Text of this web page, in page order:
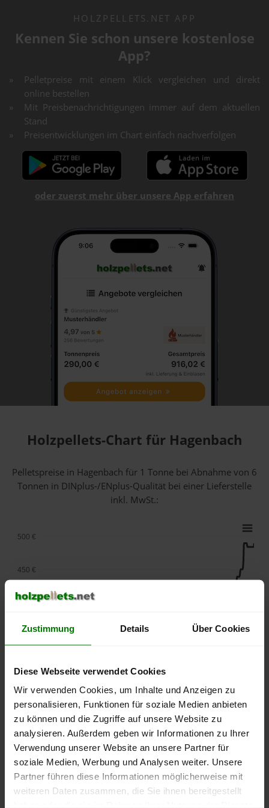
Zustimmung Details Über Cookies
Diese Webseite verwendet Cookies
Wir verwenden Cookies, um Inhalte und Anzeigen zu
personalisieren, Funktionen für soziale Medien anbieten
zu können und die Zugriffe auf unsere Website zu
analysieren. Außerdem geben wir Informationen zu Ihrer
Verwendung unserer Website an unsere Partner für
soziale Medien, Werbung und Analysen weiter. Unsere
Partner führen diese Informationen möglicherweise mit
weiteren Daten zusammen, die Sie ihnen bereitgestellt
HOLZPELLETS.NET APP
Kennen Sie schon unsere kostenlose
App?
Pelletpreise mit einem Klick vergleichen und direkt
online bestellen
Mit Preisbenachrichtigungen immer auf dem aktuellen
Stand
Preisentwicklungen im Chart einfach nachverfolgen
oder zuerst mehr über unsere App erfahren
Holzpellets-Chart für Hagenbach
Pelletspreise in Hagenbach für 1 Tonne bei Abnahmevon 6
Tonnen in DINplus-/ENplus-Qualität bei einer Lieferstelle
inkl. MwSt.:
lose Ware
2025
2026
2026
250 €
300 €
400 €
450 €
500 €
Die aktuelle Preisentwicklung für Holzpellets in Deutschland
können Sie jederzeit auf unsererPelletspreise-Seite
nachvollziehen.